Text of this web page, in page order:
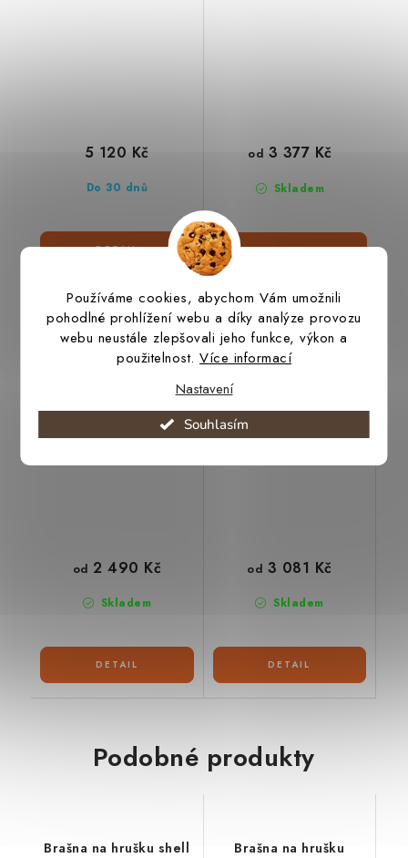
Používáme cookies, abychom Vám umožnili
pohodlné prohlížení webu a díky analýze provozu
webu neustále zlepšovali jeho funkce, výkon a
použitelnost. Více informací
Nastavení
Souhlasím
Do 30 dnů
5 120 Kč
Skladem
od 3 377 Kč
Westernové třmeny
ohýbané 2"
Skladem
od 2 490 Kč
Westernové třmeny
ohýbané 4"
Skladem
od 3 081 Kč
Podobné produkty
Brašna na hrušku shell
Brašna na hrušku